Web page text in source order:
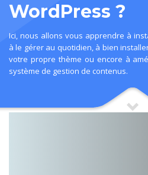
WordPress ?
Ici, nous allons vous apprendre à
à le gérer au quotidien, à bien
votre propre thème ou encore à
système de gestion de contenus.